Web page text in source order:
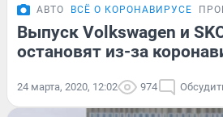
АВТО ВСЁ О КОРОНАВИРУСЕ
Выпуск Volkswagen и
остановят из-за
24 марта, 2020, 12:02 974